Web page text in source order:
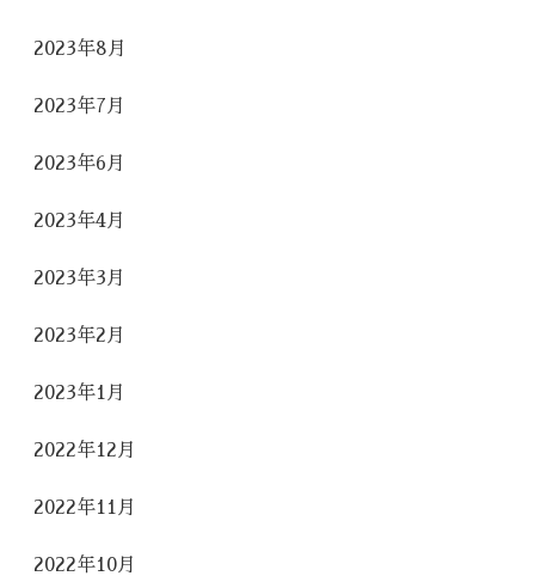
2023年8月
2023年7月
2023年6月
2023年4月
2023年3月
2023年2月
2023年1月
2022年12月
2022年11月
2022年10月